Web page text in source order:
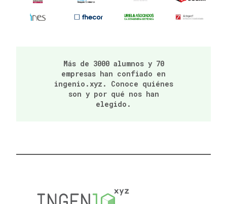
Más de 3000 alumnos y 70
empresas han confiado en
ingenio.xyz. Conoce quiénes
son y por qué nos han
elegido.